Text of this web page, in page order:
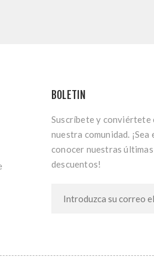
BOLETIN
Suscríbete y conviértete
nuestra comunidad. ¡Sea
conocer nuestras
descuentos!